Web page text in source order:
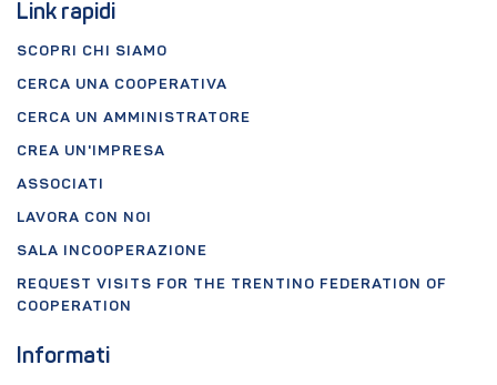
Link rapidi
SCOPRI CHI SIAMO
CERCA UNA COOPERATIVA
CERCA UN AMMINISTRATORE
CREA UN'IMPRESA
ASSOCIATI
LAVORA CON NOI
SALA INCOOPERAZIONE
REQUEST VISITS FOR THE TRENTINO FEDERATION OF
COOPERATION
Informati